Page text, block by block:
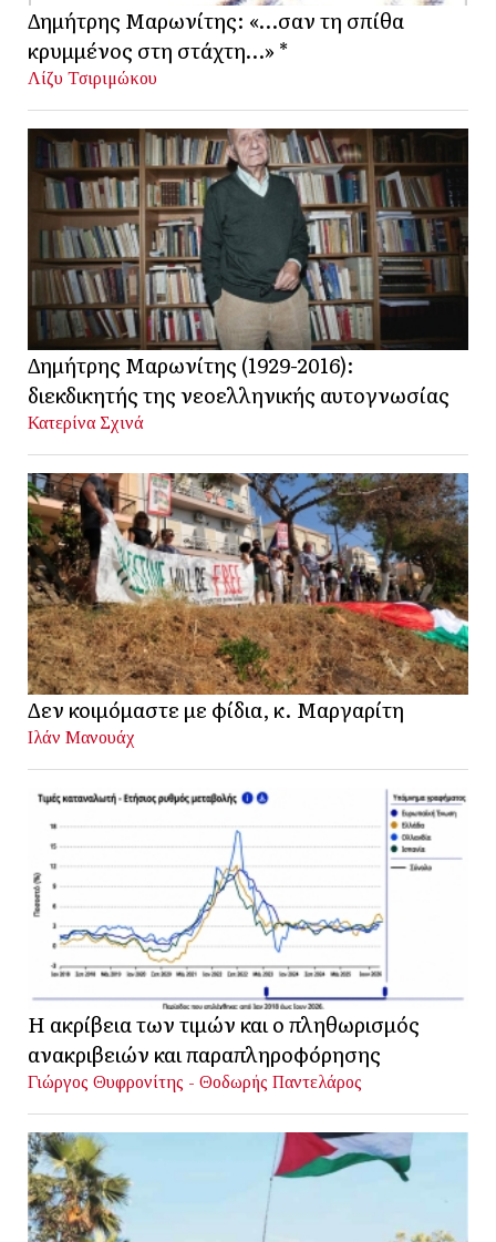
Δημήτρης Μαρωνίτης: «…σαν τη σπίθα
κρυμμένος στη στάχτη…» *
Λίζυ Τσιριμώκου
Δημήτρης Μαρωνίτης (1929-2016):
διεκδικητής της νεοελληνικής αυτογνωσίας
Κατερίνα Σχινά
Δεν κοιμόμαστε με φίδια, κ. Μαργαρίτη
Ιλάν Μανουάχ
Η ακρίβεια των τιμών και ο πληθωρισμός
ανακριβειών και παραπληροφόρησης
Γιώργος Θυφρονίτης - Θοδωρής Παντελάρος